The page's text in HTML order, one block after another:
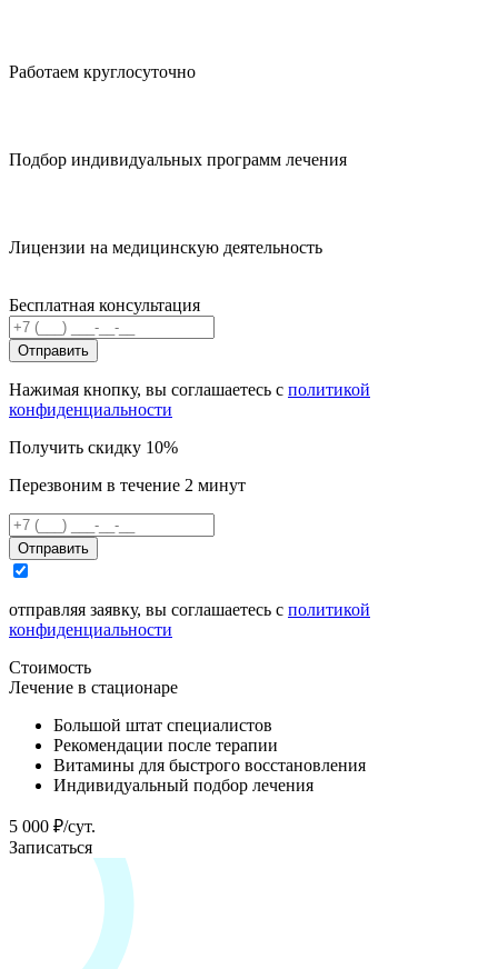
Работаем круглосуточно
Подбор индивидуальных программ лечения
Лицензии на медицинскую деятельность
Бесплатная консультация
Отправить
Нажимая кнопку, вы соглашаетесь с политикой
конфиденциальности
Получить скидку 10%
Перезвоним в течение 2 минут
Отправить
отправляя заявку, вы соглашаетесь с политикой
конфиденциальности
Стоимость
Лечение в стационаре
Большой штат специалистов
Рекомендации после терапии
Витамины для быстрого восстановления
Индивидуальный подбор лечения
5 000 ₽/сут.
Записаться